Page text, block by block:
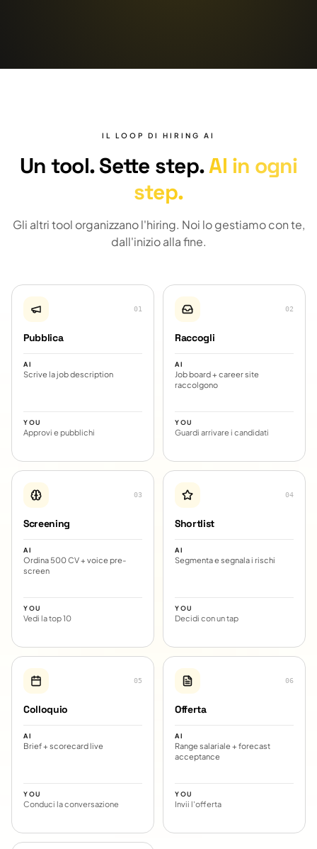
IL LOOP DI HIRING AI
Un tool. Sette step.AI in ogni
step.
Gli altri tool organizzano l'hiring. Noi lo gestiamo con te,
dall'inizio alla fine.
01
Pubblica
AI
Scrive la job description
YOU
Approvi e pubblichi
02
Raccogli
AI
Job board + career site
raccolgono
YOU
Guardi arrivare i candidati
03
Screening
AI
Ordina 500 CV + voice pre-
screen
YOU
Vedi la top 10
04
Shortlist
AI
Segmenta e segnala i rischi
YOU
Decidi con un tap
05
Colloquio
AI
Brief + scorecard live
YOU
Conduci la conversazione
06
Offerta
AI
Range salariale + forecast
acceptance
YOU
Invii l'offerta